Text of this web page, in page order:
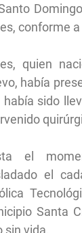
conforme
quien
había
había sido
el
el
Santa
sin vida.